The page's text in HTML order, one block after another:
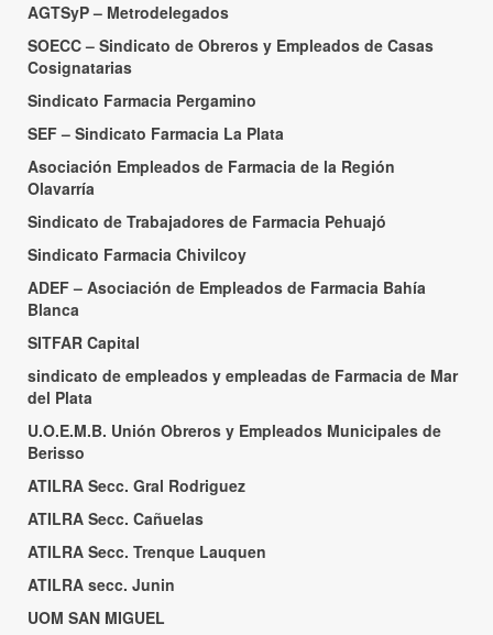
AGTSyP – Metrodelegados
SOECC – Sindicato de Obreros y Empleados de Casas
Cosignatarias
Sindicato Farmacia Pergamino
SEF – Sindicato Farmacia La Plata
Asociación Empleados de Farmacia de la Región
Olavarría
Sindicato de Trabajadores de Farmacia Pehuajó
Sindicato Farmacia Chivilcoy
ADEF – Asociación de Empleados de Farmacia Bahía
Blanca
SITFAR Capital
sindicato de empleados y empleadas de Farmacia de Mar
del Plata
U.O.E.M.B. Unión Obreros y Empleados Municipales de
Berisso
ATILRA Secc. Gral Rodriguez
ATILRA Secc. Cañuelas
ATILRA Secc. Trenque Lauquen
ATILRA secc. Junin
UOM SAN MIGUEL